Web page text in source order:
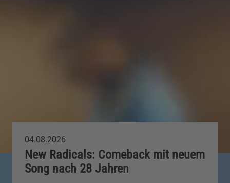
04.08.2026
New Radicals: Comeback mit neuem
Song nach 28 Jahren